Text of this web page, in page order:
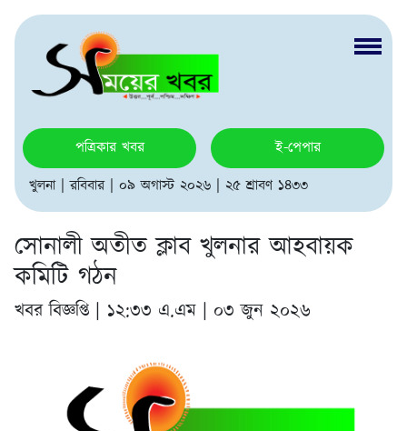
পত্রিকার খবর
ই-পেপার
খুলনা | রবিবার | ০৯ অগাস্ট ২০২৬ | ২৫ শ্রাবণ ১৪৩৩
সোনালী অতীত ক্লাব খুলনার আহবায়ক
কমিটি গঠন
খবর বিজ্ঞপ্তি | ১২:৩৩ এ.এম | ০৩ জুন ২০২৬